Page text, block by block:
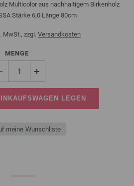
Multicolor aus nachhaltigem Birkenholz
Stärke 6,0 Länge 80cm
MwSt., zzgl. Versandkosten
MENGE
LEGEN
meine Wunschliste